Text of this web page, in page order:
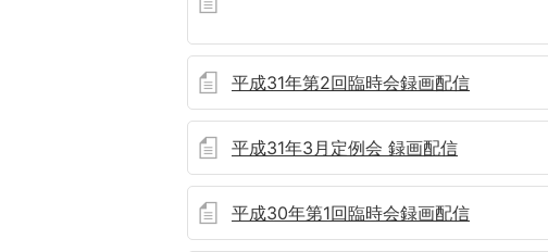
平成31年第2回臨時会録画配信
平成31年3月定例会 録画配信
平成30年第1回臨時会録画配信